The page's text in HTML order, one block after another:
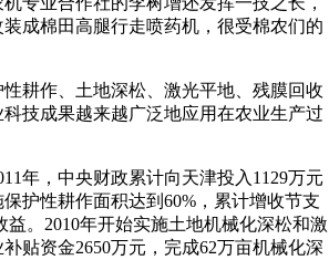
成棉田高腿行走喷药机，很受棉农们的
作、土地深松、激光平地、残膜回收
技成果越来越广泛地应用在农业生产过
年，中央财政累计向天津投入1129万元
护性耕作面积达到60%，累计增收节支
。2010年开始实施土地机械化深松和激
贴资金2650万元，完成62万亩机械化深